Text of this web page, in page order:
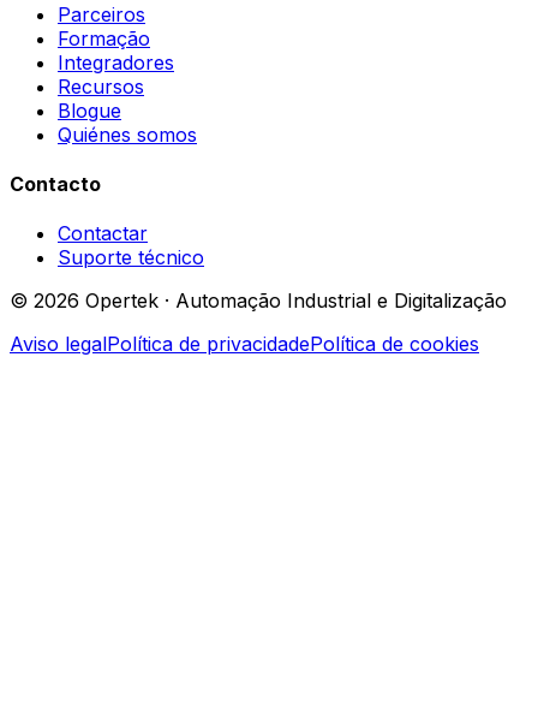
Parceiros
Formação
Integradores
Recursos
Blogue
Quiénes somos
Contacto
Contactar
Suporte técnico
© 2026 Opertek · Automação Industrial e Digitalização
Aviso legalPolítica de privacidadePolítica de cookies